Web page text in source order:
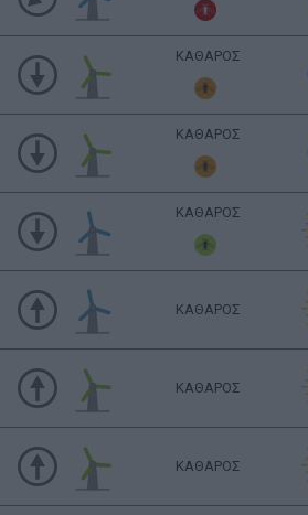
ΚΑΘΑΡΟΣ
ΚΑΘΑΡΟΣ
ΚΑΘΑΡΟΣ
ΚΑΘΑΡΟΣ
ΚΑΘΑΡΟΣ
ΚΑΘΑΡΟΣ